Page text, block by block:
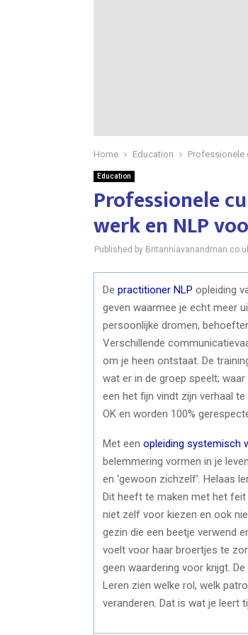
Home Education Professionele
Education
Professionele
werk en NLP
Published by
De practitioner NLP opleiding
geven waarmee je echt meer
persoonlijke dromen,
Verschillende
om je heen ontstaat. De
wat er in de groep speelt;
een het fijn vindt zijn verhaal
OK en worden 100%
Met een opleiding systemisch
belemmering vormen in je
en ‘gewoon zichzelf’. Helaas
Dit heeft te maken met het feit
niet zelf voor kiezen en ook
gezin die een beetje verwend
voelt voor haar broertjes te
geen waardering voor krijgt.
Leren zien welke rol, welk
veranderen. Dat is wat je leert